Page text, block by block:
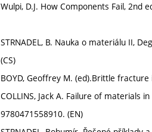
Wulpi, D.J. How Components Fail, 2nd
STRNADEL, B. Nauka o materiálu II,
(CS)
BOYD, Geoffrey M. (ed).Brittle
COLLINS, Jack A. Failure of materials
9780471558910. (EN)